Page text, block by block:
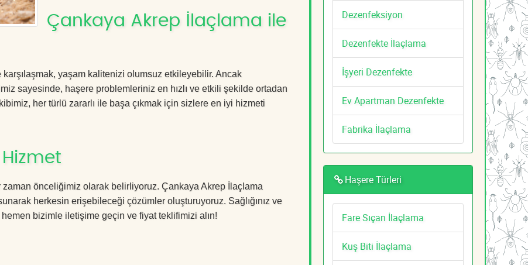
Çankaya Akrep İlaçlama ile
yaşam kalitenizi olumsuz etkileyebilir. Ancak
sayesinde, haşere problemleriniz en hızlı ve etkili şekilde ortadan
her türlü zararlı ile başa çıkmak için sizlere en iyi hizmeti
önceliğimiz olarak belirliyoruz. Çankaya Akrep İlaçlama
herkesin erişebileceği çözümler oluşturuyoruz. Sağlığınız ve
bizimle iletişime geçin ve fiyat teklifimizi alın!
Dezenfeksiyon
Dezenfekte İlaçlama
İşyeri Dezenfekte
Ev Apartman Dezenfekte
Fabrika İlaçlama
Haşere Türleri
Fare Sıçan İlaçlama
Kuş Biti İlaçlama